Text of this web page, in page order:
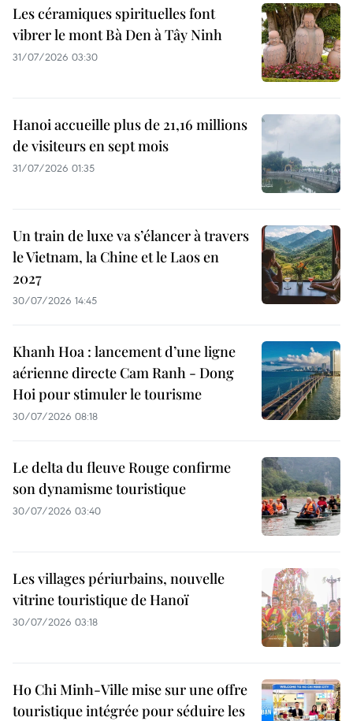
Les céramiques spirituelles font
vibrer le mont Bà Den à Tây Ninh
31/07/2026 03:30
Hanoi accueille plus de 21,16 millions
de visiteurs en sept mois ​
31/07/2026 01:35
Un train de luxe va s’élancer à travers
le Vietnam, la Chine et le Laos en
2027
30/07/2026 14:45
Khanh Hoa : lancement d’une ligne
aérienne directe Cam Ranh - Dong
Hoi pour stimuler le tourisme
30/07/2026 08:18
Le delta du fleuve Rouge confirme
son dynamisme touristique
30/07/2026 03:40
Les villages périurbains, nouvelle
vitrine touristique de Hanoï
30/07/2026 03:18
Ho Chi Minh-Ville mise sur une offre
touristique intégrée pour séduire les